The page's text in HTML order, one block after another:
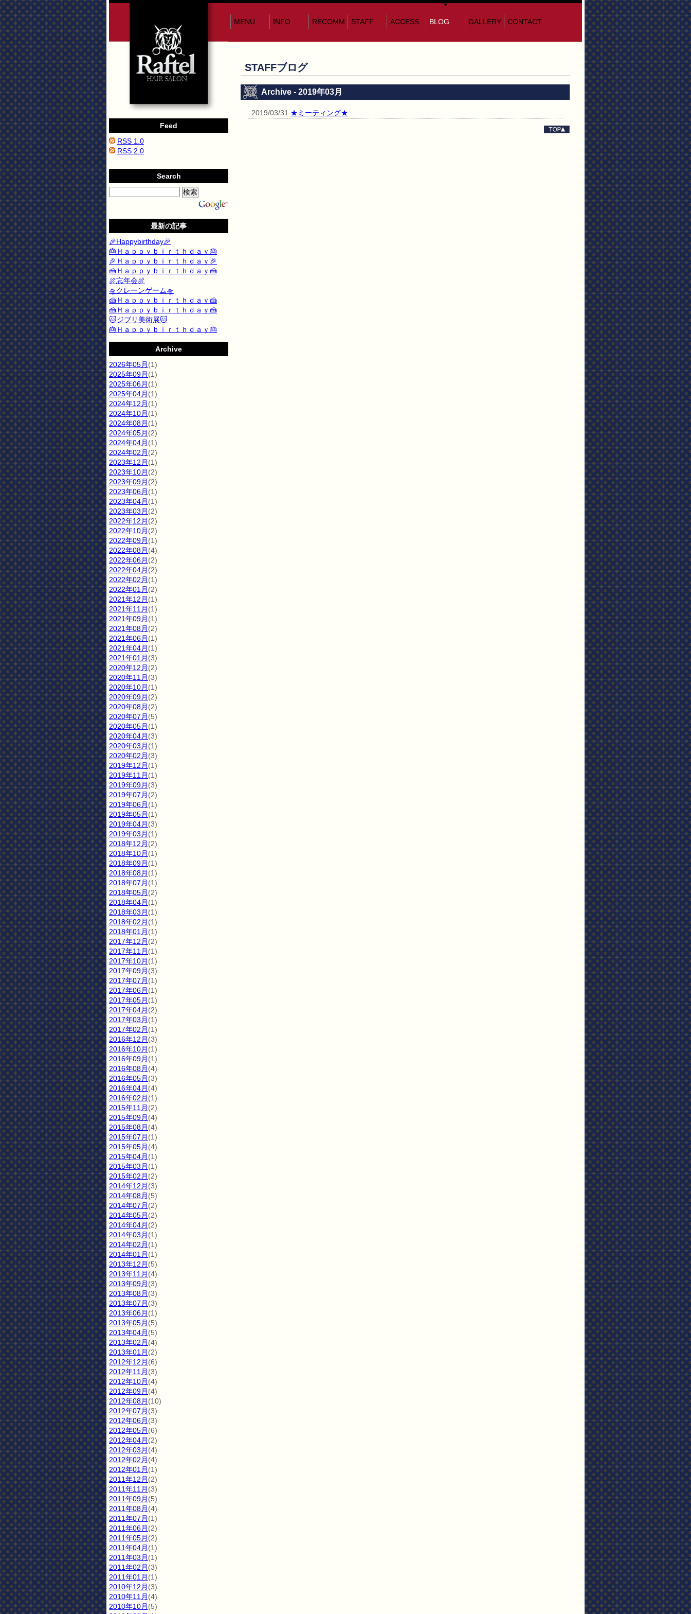
MENU INFO RECOMM STAFF ACCESS BLOG GALLERY CONTACT
STAFFブログ
Archive - 2019年03月
2019/03/31 ★ミーティング★
Feed
RSS 1.0
RSS 2.0
Search
最新の記事
🎉Happybirthday🎉
🎂Ｈａｐｐｙｂｉｒｔｈｄａｙ🎂
🎉Ｈａｐｐｙｂｉｒｔｈｄａｙ🎉
🍰Ｈａｐｐｙｂｉｒｔｈｄａｙ🍰
🍖忘年会🍖
🛸クレーンゲーム🛸
🍰Ｈａｐｐｙｂｉｒｔｈｄａｙ🍰
🍰Ｈａｐｐｙｂｉｒｔｈｄａｙ🍰
🐱ジブリ美術展🐱
🎂Ｈａｐｐｙｂｉｒｔｈｄａｙ🎂
Archive
2026年05月 (1)
2025年09月 (1)
2025年06月 (1)
2025年04月 (1)
2024年12月 (1)
2024年10月 (1)
2024年08月 (1)
2024年05月 (2)
2024年04月 (1)
2024年02月 (2)
2023年12月 (1)
2023年10月 (2)
2023年09月 (2)
2023年06月 (1)
2023年04月 (1)
2023年03月 (2)
2022年12月 (2)
2022年10月 (2)
2022年09月 (1)
2022年08月 (4)
2022年06月 (2)
2022年04月 (2)
2022年02月 (1)
2022年01月 (2)
2021年12月 (1)
2021年11月 (1)
2021年09月 (1)
2021年08月 (2)
2021年06月 (1)
2021年04月 (1)
2021年01月 (3)
2020年12月 (2)
2020年11月 (3)
2020年10月 (1)
2020年09月 (2)
2020年08月 (2)
2020年07月 (5)
2020年05月 (1)
2020年04月 (3)
2020年03月 (1)
2020年02月 (3)
2019年12月 (1)
2019年11月 (1)
2019年09月 (3)
2019年07月 (2)
2019年06月 (1)
2019年05月 (1)
2019年04月 (3)
2019年03月 (1)
2018年12月 (2)
2018年10月 (1)
2018年09月 (1)
2018年08月 (1)
2018年07月 (1)
2018年05月 (2)
2018年04月 (1)
2018年03月 (1)
2018年02月 (1)
2018年01月 (1)
2017年12月 (2)
2017年11月 (1)
2017年10月 (1)
2017年09月 (3)
2017年07月 (1)
2017年06月 (1)
2017年05月 (1)
2017年04月 (2)
2017年03月 (1)
2017年02月 (1)
2016年12月 (3)
2016年10月 (1)
2016年09月 (1)
2016年08月 (4)
2016年05月 (3)
2016年04月 (4)
2016年02月 (1)
2015年11月 (2)
2015年09月 (4)
2015年08月 (4)
2015年07月 (1)
2015年05月 (4)
2015年04月 (1)
2015年03月 (1)
2015年02月 (2)
2014年12月 (3)
2014年08月 (5)
2014年07月 (2)
2014年05月 (2)
2014年04月 (2)
2014年03月 (1)
2014年02月 (1)
2014年01月 (1)
2013年12月 (5)
2013年11月 (4)
2013年09月 (3)
2013年08月 (3)
2013年07月 (3)
2013年06月 (1)
2013年05月 (5)
2013年04月 (5)
2013年02月 (4)
2013年01月 (2)
2012年12月 (6)
2012年11月 (3)
2012年10月 (4)
2012年09月 (4)
2012年08月 (10)
2012年07月 (3)
2012年06月 (3)
2012年05月 (6)
2012年04月 (2)
2012年03月 (4)
2012年02月 (4)
2012年01月 (1)
2011年12月 (2)
2011年11月 (3)
2011年09月 (5)
2011年08月 (4)
2011年07月 (1)
2011年06月 (2)
2011年05月 (2)
2011年04月 (1)
2011年03月 (1)
2011年02月 (3)
2011年01月 (1)
2010年12月 (3)
2010年11月 (4)
2010年10月 (5)